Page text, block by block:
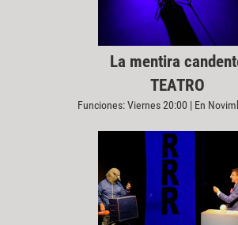
La mentira
TEATRO
Funciones: Viernes 20:00 | En